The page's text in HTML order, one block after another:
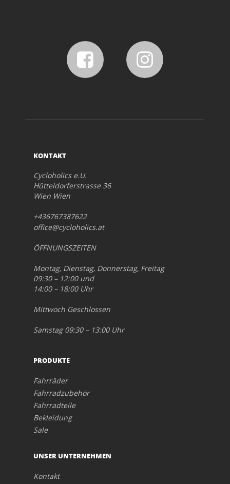
KONTAKT
Cycloholics e.U.
Hütteldorferstrasse 36
Wien Wien
+436767387622
office@cycloholics.at
ÖFFNUNGSZEITEN
Montag, Dienstag, Donnerstag, Freitag
09:30 – 12:00 und
14:00 – 18:00 Uhr
Mittwoch Geschlossen
Samstag 09:30 – 13:00 Uhr
PRODUKTE
Fahrräder
Fahrradzubehör
Fahrradteile
Bekleidung
Sale
UNSER UNTERNEHMEN
Kontakt